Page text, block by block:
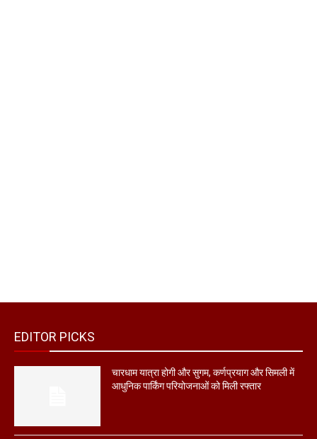
EDITOR PICKS
चारधाम यात्रा होगी और सुगम, कर्णप्रयाग और सिमली में
आधुनिक पार्किंग परियोजनाओं को मिली रफ्तार